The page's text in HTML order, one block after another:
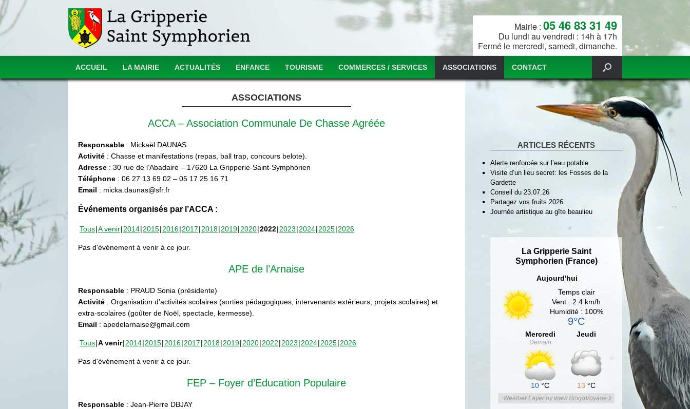
Mairie : 05 46 83 31 49
Du lundi au vendredi : 14h à 17h
Fermé le mercredi, samedi, dimanche.
ACCUEIL LA MAIRIE ACTUALITÉS ENFANCE TOURISME COMMERCES / SERVICES ASSOCIATIONS CONTACT
ASSOCIATIONS
ACCA – Association Communale De Chasse Agréée
Responsable : Mickaël DAUNAS
Activité : Chasse et manifestations (repas, ball trap, concours belote).
Adresse : 30 rue de l’Abadaire – 17620 La Gripperie-Saint-Symphorien
Téléphone : 06 27 13 69 02 – 05 17 25 16 71
Email : micka.daunas@sfr.fr
Événements organisés par l’ACCA :
Tous A venir 2014 2015 2016 2017 2018 2019 2020 2022 2023 2024 2025 2026
Pas d'événement à venir à ce jour.
APE de l’Arnaise
Responsable : PRAUD Sonia (présidente)
Activité : Organisation d’activités scolaires (sorties pédagogiques, intervenants extérieurs, projets scolaires) et
extra-scolaires (goûter de Noël, spectacle, kermesse).
Email : apedelarnaise@gmail.com
Tous A venir 2014 2015 2016 2017 2018 2019 2020 2022 2023 2024 2025 2026
Pas d'événement à venir à ce jour.
FEP – Foyer d’Education Populaire
Responsable : Jean-Pierre DBJAY
ARTICLES RÉCENTS
Alerte renforcée sur l’eau potable
Visite d’un lieu secret: les Fosses de la
Gardette
Conseil du 23.07.26
Partagez vos fruits 2026
Journée artistique au gîte beaulieu
La Gripperie Saint
Symphorien (France)
Aujourd'hui
Temps clair
Vent : 2.4 km/h
Humidité : 100%
9°C
Mercredi
Demain
10 °C
Jeudi
13 °C
Weather Layer by www.BlogoVoyage.fr